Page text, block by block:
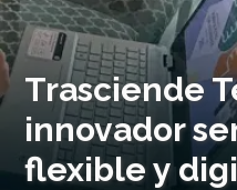
Trasciende
innovador
flexible y